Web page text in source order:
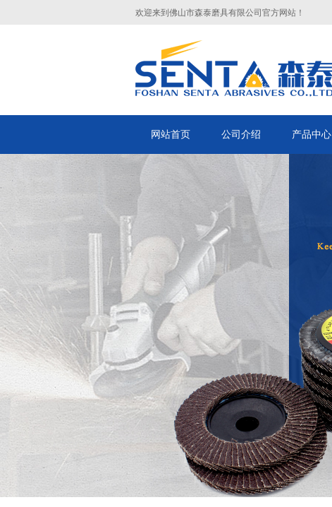
欢迎来到佛山市森泰磨具有限公司官方网站！
网站首页 公司介绍 产品中心